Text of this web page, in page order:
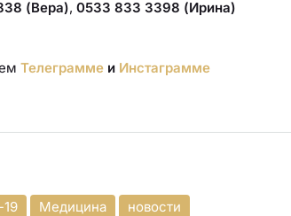
(Вера), 0533 833 3398 (Ирина)
Телеграмме и Инстаграмме
Медицина
новости